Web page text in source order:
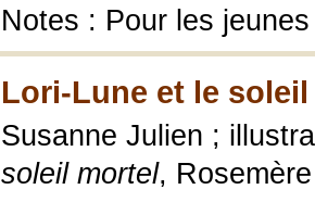
Notes : Pour les
Lori-Lune et le
Susanne Julien ;
soleil mortel,